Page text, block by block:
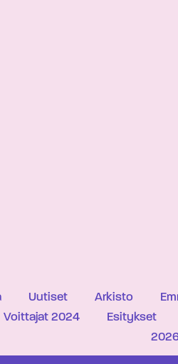
Uutiset Arkisto
Voittajat 2024 Esitykset